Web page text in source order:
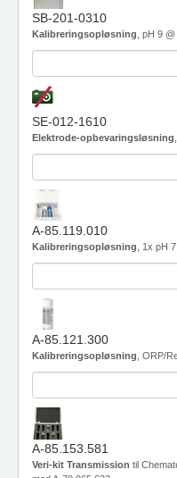
SB-201-0310
Kalibreringsopløsning , pH 9
SE-012-1610
Elektrode-opbevaringsløsning
A-85.119.010
Kalibreringsopløsning , 1x pH
A-85.121.300
Kalibreringsopløsning , ORP/
A-85.153.581
Veri-kit Transmission til